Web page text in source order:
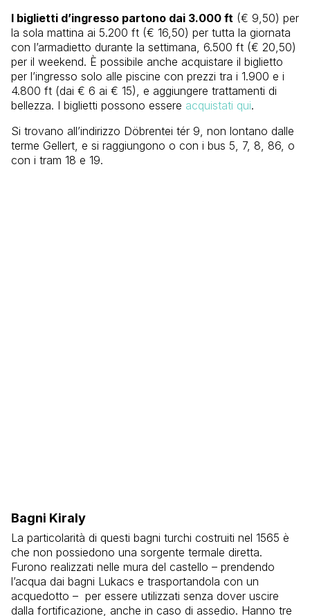
I biglietti d’ingresso partono dai 3.000 ft (€ 9,50) per
la sola mattina ai 5.200 ft (€ 16,50) per tutta la giornata
con l’armadietto durante la settimana, 6.500 ft (€ 20,50)
per il weekend. È possibile anche acquistare il biglietto
per l’ingresso solo alle piscine con prezzi tra i 1.900 e i
4.800 ft (dai € 6 ai € 15), e aggiungere trattamenti di
bellezza. I biglietti possono essere acquistati qui.
Si trovano all’indirizzo Döbrentei tér 9, non lontano dalle
terme Gellert, e si raggiungono o con i bus 5, 7, 8, 86, o
con i tram 18 e 19.
Bagni Kiraly
La particolarità di questi bagni turchi costruiti nel 1565 è
che non possiedono una sorgente termale diretta.
Furono realizzati nelle mura del castello – prendendo
l’acqua dai bagni Lukacs e trasportandola con un
acquedotto – per essere utilizzati senza dover uscire
dalla fortificazione, anche in caso di assedio. Hanno tre